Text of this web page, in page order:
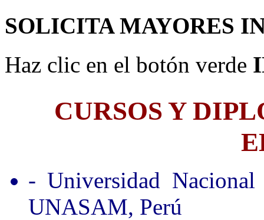
SOLICITA MAYORES
Haz clic en el botón verde
CURSOS Y
- Universidad
UNASAM, Perú